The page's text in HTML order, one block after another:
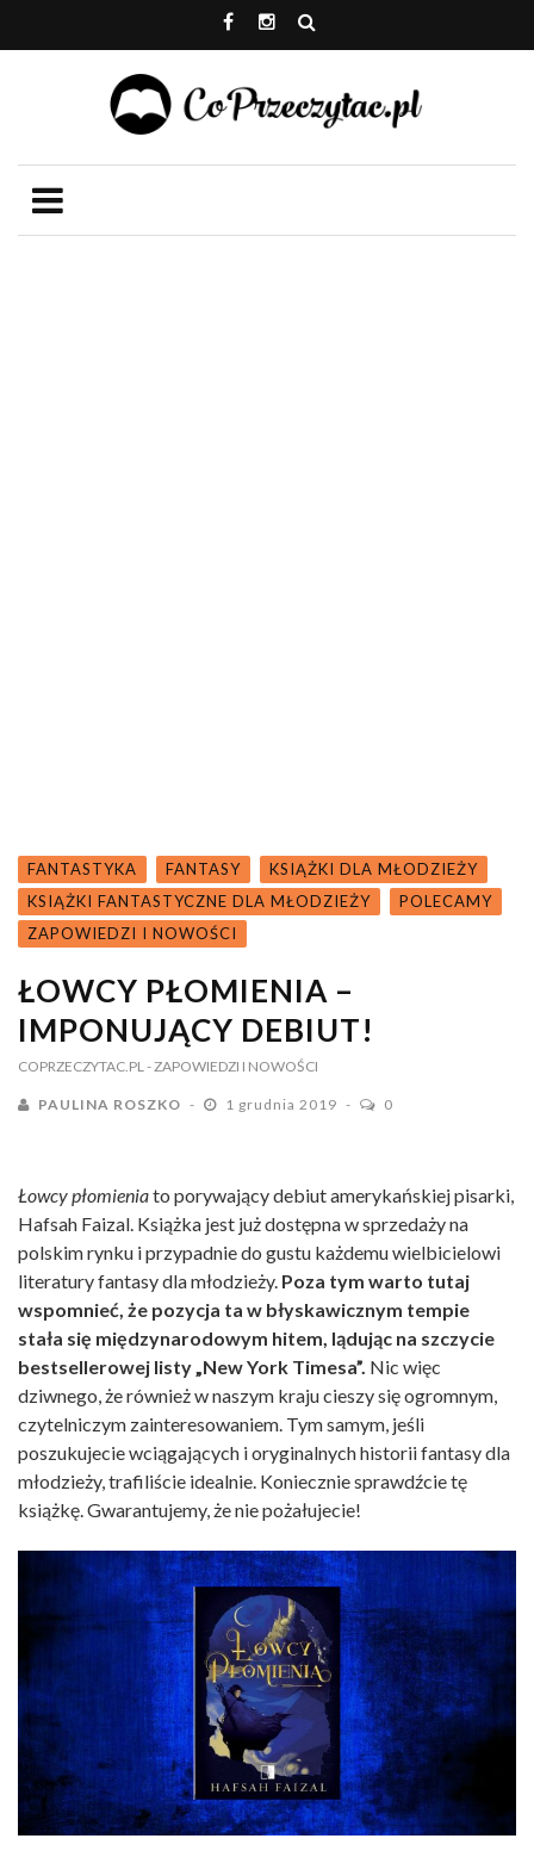
FANTASTYKA FANTASY
KSIĄŻKI DLA MŁODZIEŻY
KSIĄŻKI FANTASTYCZNE DLA MŁODZIEŻY
POLECAMY
ZAPOWIEDZI I NOWOŚCI
ŁOWCY PŁOMIENIA –
IMPONUJĄCY DEBIUT!
COPRZECZYTAC.PL - ZAPOWIEDZI I NOWOŚCI
PAULINA ROSZKO 1 grudnia 2019 0
Łowcy płomieniato porywający debiut amerykańskiej pisarki,
Hafsah Faizal. Książka jest już dostępna w sprzedaży na
polskim rynku i przypadnie do gustu każdemu wielbicielowi
literatury fantasy dla młodzieży. Poza tym warto tutaj
wspomnieć, że pozycja ta w błyskawicznym tempie
stała się międzynarodowym hitem, lądując na szczycie
bestsellerowej listy „New York Timesa”. Nic więc
dziwnego, że również w naszym kraju cieszy się ogromnym,
czytelniczym zainteresowaniem. Tym samym, jeśli
poszukujecie wciągających i oryginalnych historii fantasy dla
młodzieży, trafiliście idealnie. Koniecznie sprawdźcie tę
książkę. Gwarantujemy, że nie pożałujecie!